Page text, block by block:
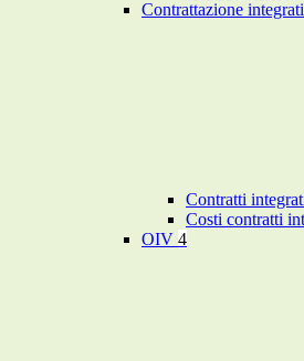
Contrattazione
Contratti
Costi contratti
OIV 4